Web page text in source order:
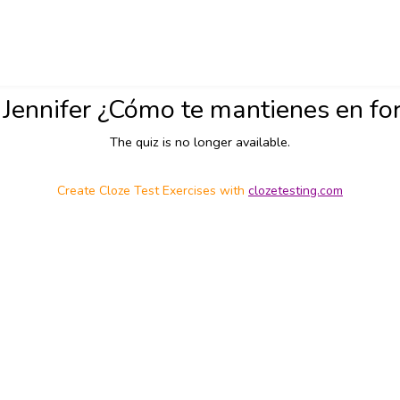
¿Cómo te mantienes en
The quiz is no longer available.
Create Cloze Test Exercises with clozetesting.com